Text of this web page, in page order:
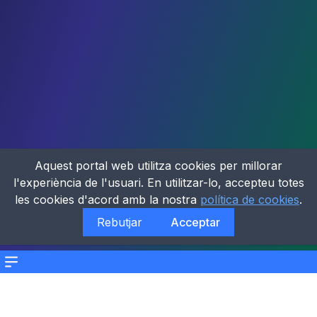
Menu
Aquest portal web utilitza cookies per millorar
l'experiència de l'usuari. En utilitzar-lo, accepteu totes
les cookies d'acord amb la nostra política de cookies.
Rebutjar
Acceptar